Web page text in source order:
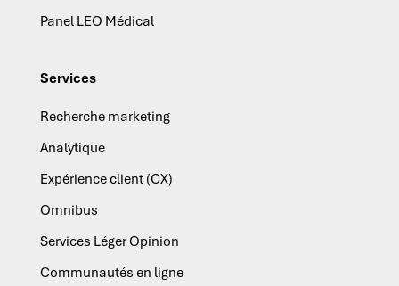
Panel LEO Médical
Services
Recherche marketing
Analytique
Expérience client (CX)
Omnibus
Services Léger Opinion
Communautés en ligne